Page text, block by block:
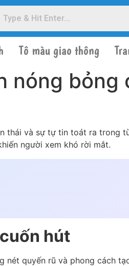
Tô màu giao thông
nóng bỏng
thái và sự tự tin toát ra trong
người xem khó rời mắt.
hút
quyến rũ và phong cách